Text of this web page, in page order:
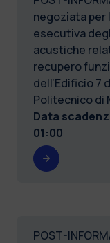
negoziata per
esecutiva
acustiche
recupero
dell’Edificio 7
Politecnico di
Data
01:00
POST-